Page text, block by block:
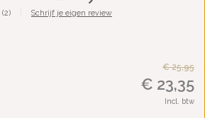
(2) Schrijf je eigen review
€ 25,95
€ 23,35
Incl. btw